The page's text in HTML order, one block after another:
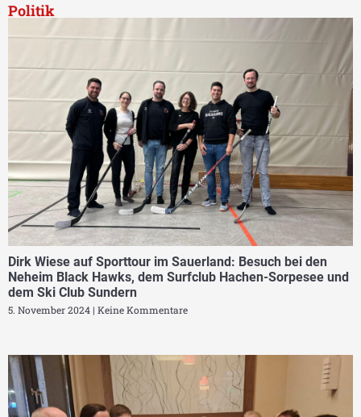
Politik
Dirk Wiese auf Sporttour im Sauerland: Besuch bei den
Neheim Black Hawks, dem Surfclub Hachen-Sorpesee und
dem Ski Club Sundern
5. November 2024 Keine Kommentare